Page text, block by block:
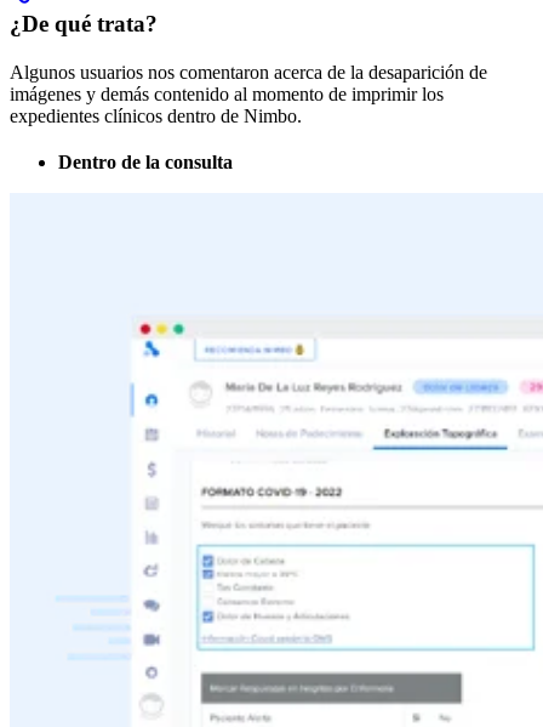
¿De qué trata?
Algunos usuarios nos comentaron acerca de la desaparición de
imágenes y demás contenido al momento de imprimir los
expedientes clínicos dentro de Nimbo.
Dentro de la consulta